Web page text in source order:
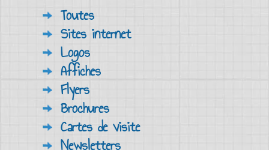
Toutes
Sites internet
Logos
Affiches
Flyers
Brochures
Cartes de visite
Newsletters